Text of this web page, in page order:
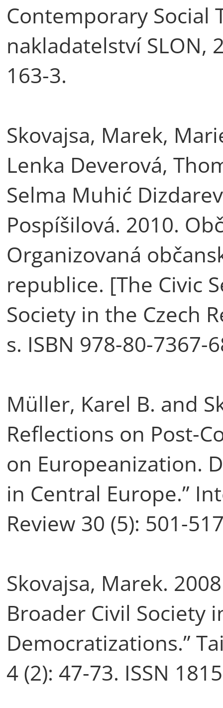
Contemporary Social
nakladatelství SLON,
163-3.
Skovajsa, Marek,
Lenka Deverová,
Selma Muhić
Pospíšilová. 2010.
Organizovaná
republice. [The Civic
Society in the Czech
s. ISBN 978-80-7367-
Müller, Karel B. and
Reflections on Post-
on Europeanization.
in Central Europe.”
Review 30 (5): 501-
Skovajsa, Marek.
Broader Civil Society
Democratizations.”
4 (2): 47-73. ISSN